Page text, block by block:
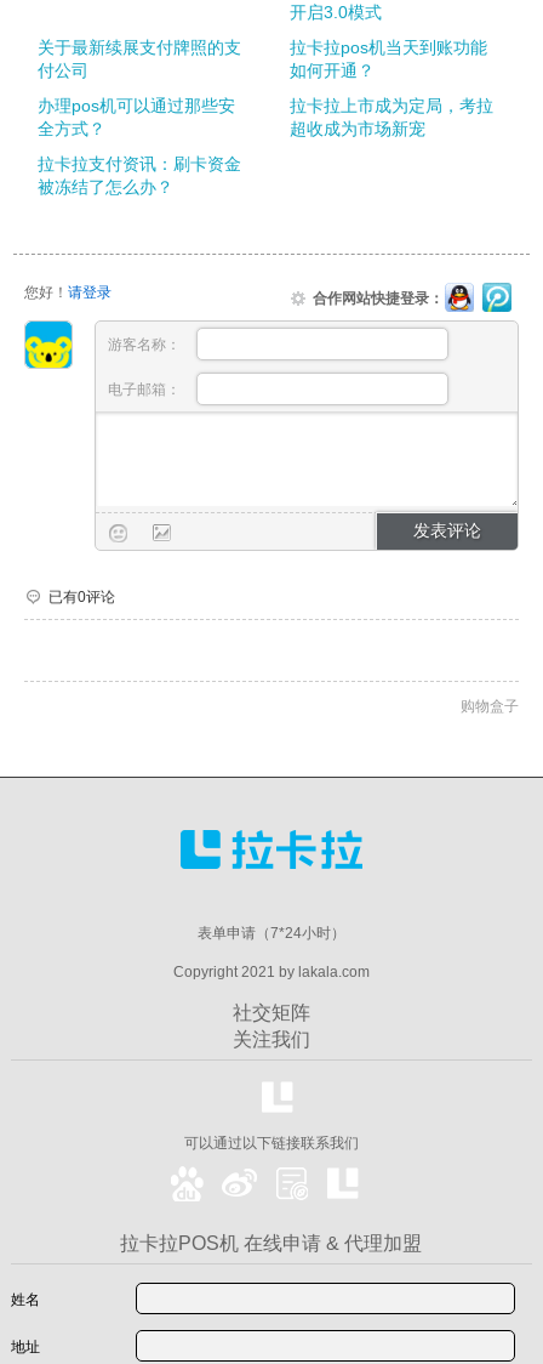
开启3.0模式
关于最新续展支付牌照的支
付公司
拉卡拉pos机当天到账功能
如何开通？
办理pos机可以通过那些安
全方式？
拉卡拉上市成为定局，考拉
超收成为市场新宠
拉卡拉支付资讯：刷卡资金
被冻结了怎么办？
您好！ 请登录 合作网站快捷登录：
游客名称：
电子邮箱：
已有0评论
购物盒子
表单申请（7*24小时）
Copyright 2021 by lakala.com
社交矩阵
关注我们
可以通过以下链接联系我们
拉卡拉POS机 在线申请 & 代理加盟
姓名
地址